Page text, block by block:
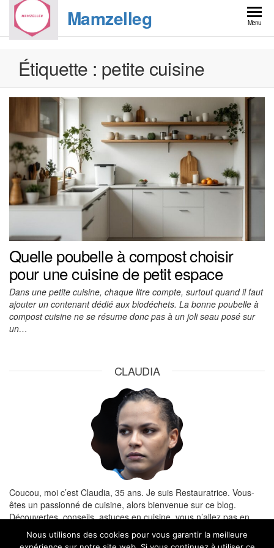
Skip
content
Mamzelleg Menu
Étiquette : petite cuisine
Quelle poubelle à compost choisir
pour une cuisine de petit espace
Dans une petite cuisine, chaque litre compte, surtout quand il faut
ajouter un contenant dédié aux biodéchets. La bonne poubelle à
compost cuisine ne se résume donc pas à un joli seau posé sur
un…
CLAUDIA
Coucou, moi c’est Claudia, 35 ans. Je suis Restauratrice. Vous-
êtes un passionné de cuisine, alors bienvenue sur ce blog.
Découvertes, conseils, astuces en cuisine, vous n’allez pas en
manquer.Nous utilisons des cookies pour vous garantir la meilleure